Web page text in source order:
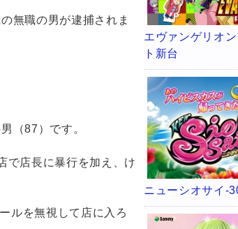
無職の男が逮捕されま
（87）です。
で店長に暴行を加え、け
ルを無視して店に入ろ
エヴァンゲリオ
ト新台
ニューシオサイ-